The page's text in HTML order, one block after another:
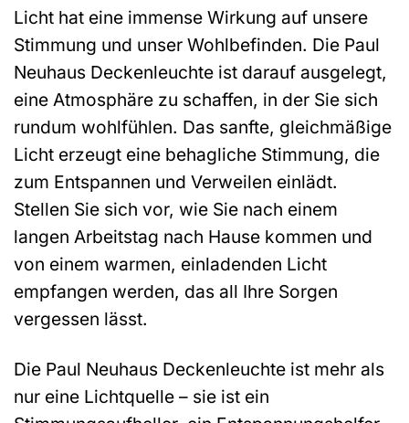
Licht hat eine immense Wirkung auf unsere
Stimmung und unser Wohlbefinden. Die Paul
Neuhaus Deckenleuchte ist darauf ausgelegt,
eine Atmosphäre zu schaffen, in der Sie sich
rundum wohlfühlen. Das sanfte, gleichmäßige
Licht erzeugt eine behagliche Stimmung, die
zum Entspannen und Verweilen einlädt.
Stellen Sie sich vor, wie Sie nach einem
langen Arbeitstag nach Hause kommen und
von einem warmen, einladenden Licht
empfangen werden, das all Ihre Sorgen
vergessen lässt.
Die Paul Neuhaus Deckenleuchte ist mehr als
nur eine Lichtquelle – sie ist ein